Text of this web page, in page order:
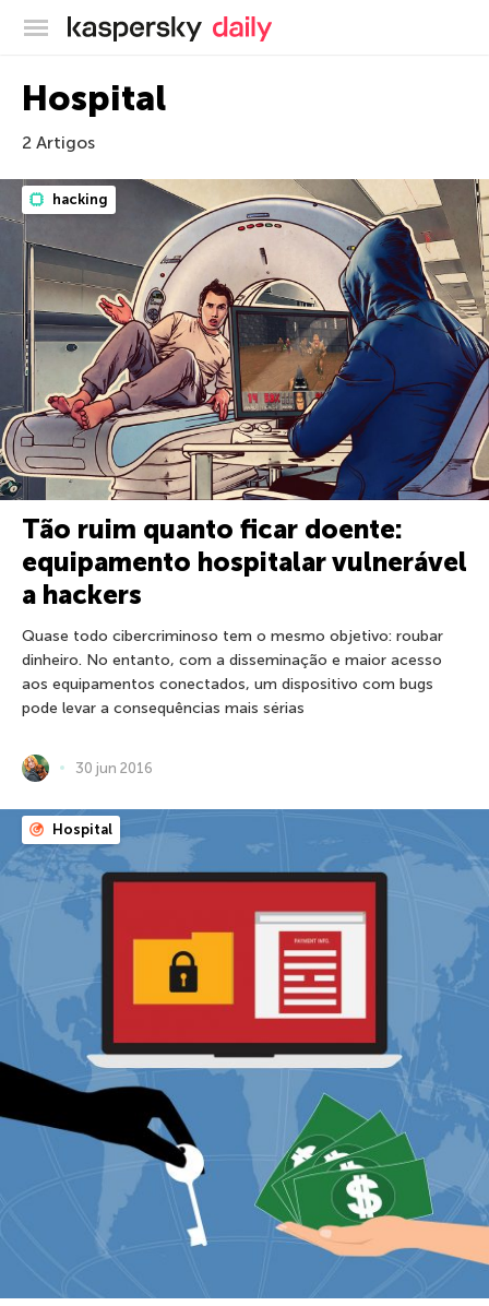
Blog oficial da Kaspersky
Hospital
2 Artigos
hacking
Tão ruim quanto ficar doente:
equipamento hospitalar vulnerável
a hackers
Quase todo cibercriminoso tem o mesmo objetivo: roubar
dinheiro. No entanto, com a disseminação e maior acesso
aos equipamentos conectados, um dispositivo com bugs
pode levar a consequências mais sérias
30 jun 2016
Hospital